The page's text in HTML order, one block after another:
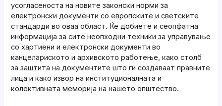
усогласеноста на новите законски норми за
електронски документи со европските и светските
стандарди во оваа област. Ќе добиете и сеопфатна
информација за сите неопходни техники за управување
со хартиени и електронски документи во
канцелариското и архивското работење, како столб
за заштита на документите што ги создаваат правните
лица и како извор на институционалната и
колективната меморија на нашето општество.